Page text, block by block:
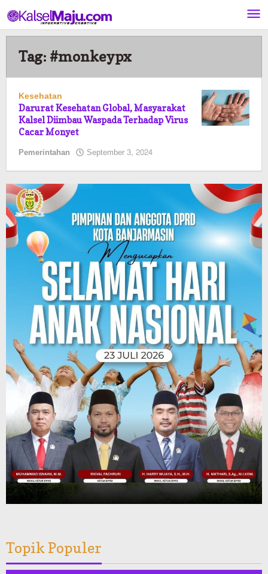
ke
konten
Tag: #monkeypx
Kesehatan
Darurat Kesehatan Global, Masyarakat
Kalsel Diimbau Waspada Terhadap Virus
Cacar Monyet
Pemerintahan September 3, 2024
Pimred
Topik Populer